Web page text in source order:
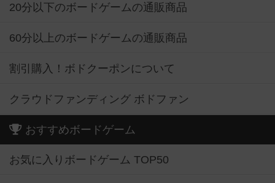
20分以下のボードゲームの通販商品
60分以上のボードゲームの通販商品
割引購入！ボドクーポンについて
クラウドファンディング ボドファン
おすすめボードゲーム
お気に入りボードゲーム TOP50